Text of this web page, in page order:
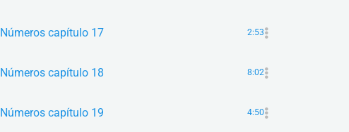
Números capítulo 17 2:53
Números capítulo 18 8:02
Números capítulo 19 4:50